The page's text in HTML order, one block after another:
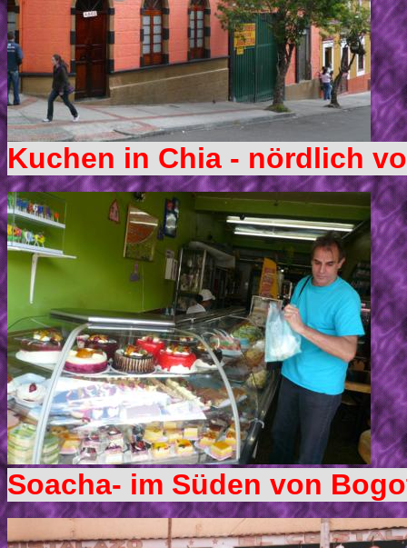
Kuchen in Chia - nördlich
Soacha- im Süden von